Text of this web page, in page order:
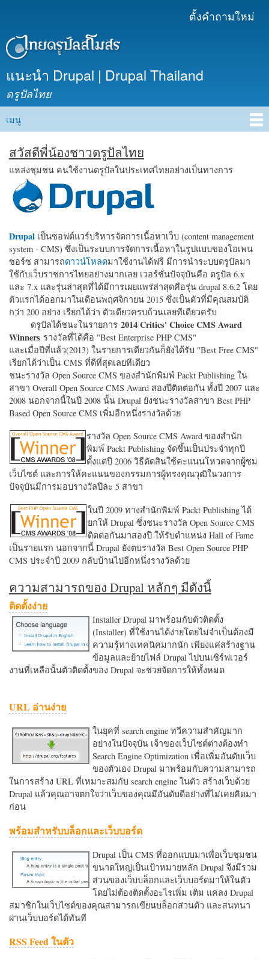
เนื้อหา
ตั้งคำถามใหม่
แนะนำ Drupal | Drupal Thailand
ดรูปัลไทย
Main menu
เมนู
สวัสดีพี่น้องชาวดรูปัลไทย
แหล่งชุมชน คนใช้งานดรูปัลในประเทศไทยอย่างเป็นทางการ
Drupal เป็นซอฟต์แวร์บริหารจัดการเนื้อหาเว็บ (content management
system - CMS) ซึ่งเป็นระบบการจัดการเนื้อหาในรูปแบบของโอเพน
ซอร์ซ สามารถดาวน์โหลดมาใช้งานได้ฟรี มีการนำระบบดรูปัลมา
ใช้กับเว็บราชการไทยอย่างมากเลย เวอร์ชั่นปัจจุบันคือ ดรูปัล 6.x
และ 7.x และรุ่นล่าสุดที่ได้มีการเผยแพร่ล่าสุดคือรุ่น drupal 8.6.2 โดย
ตัวแรกได้ออกมาในเดือนพฤศจิกายน 2015 ซึ่งเป็นตัวที่มีคุณสมบัติ
กว่า 200 อย่าง เรียกได้ว่า ตัวเดียวครบถ้วนเลยทีเดียวครับ
ดรูปัลได้ชนะในรายการ 2014 Critics' Choice CMS Award
Winners รางวัลที่ได้คือ "Best Enterprise PHP CMS"
และเมื่อปีที่แล้ว(2013) ในรายการเดียวกันก็ยังได้รับ "Best Free CMS"
เรียกได้ว่าเป็น CMS ที่ดีที่สุดเลยทีเดียว
ชนะรางวัล Open Source CMS ของสำนักพิมพ์ Packt Publishing ใน
สาขา Overall Open Source CMS Award สองปีติดต่อกัน ทั้งปี 2007 และ
2008 นอกจากนี้ในปี 2008 นั้น Drupal ยังชนะรางวัลสาขา Best PHP
Based Open Source CMS เพิ่มอีกหนึ่งรางวัลด้วย
รางวัล Open Source CMS Award ของสำนัก
พิมพ์ Packt Publishing จัดขึ้นเป็นประจำทุกปี
ตั้งแต่ปี 2006 วิธีตัดสินใช้คะแนนโหวตจากผู้ชม
เว็บไซต์ และการให้คะแนนของกรรมการผู้ทรงคุณวุฒิในวงการ
ปัจจุบันมีการมอบรางวัลปีละ 5 สาขา
ในปี 2009 ทางสำนักพิมพ์ Packt Publishing ได้
ยกให้ Drupal ซึ่งชนะรางวัล Open Source CMS
ติดต่อกันมาสองปี ให้รับตำแหน่ง Hall of Fame
เป็นรายแรก นอกจากนี้ Drupal ยังตบรางวัล Best Open Source PHP
CMS ประจำปี 2009 กลับบ้านไปอีกหนึ่งรางวัลด้วย
ความสามารถของ Drupal หลักๆ มีดังนี้
ติดตั้งง่าย
Installer Drupal มาพร้อมกับตัวติดตั้ง
(Installer) ที่ใช้งานได้ง่ายโดยไม่จำเป็นต้องมี
ความรู้ทางเทคนิคมากนัก เพียงแค่สร้างฐาน
ข้อมูลและย้ายไฟล์ Drupal ไปบนเซิร์ฟเวอร์
งานที่เหลือนั้นตัวติดตั้งของ Drupal จะช่วยจัดการให้ทั้งหมด
URL อ่านง่าย
ในยุคที่ search engine ทวีความสำคัญมาก
อย่างในปัจจุบัน เจ้าของเว็บไซต์ต่างต้องทำ
Search Engine Optimization เพื่อเพิ่มอันดับเว็บ
ของตัวเอง Drupal มาพร้อมกับความสามารถ
ในการสร้าง URL ที่เหมาะสมกับ search engine ในตัว สร้างเว็บด้วย
Drupal แล้วคุณอาจตกใจว่าเว็บของคุณมีอันดับดีอย่างที่ไม่เคยคิดมา
ก่อน
พร้อมสำหรับบล็อกและเว็บบอร์ด
Drupal เป็น CMS ที่ออกแบบมาเพื่อเว็บชุมชน
ขนาดใหญ่เป็นเป้าหมายหลัก Drupal จึงมีรวม
ส่วนของเว็บบล็อกและเว็บบอร์ดมาให้ในตัว
โดยไม่ต้องติดตั้งอะไรเพิ่ม เติม แค่ลง Drupal
สมาชิกในเว็บไซต์ของคุณสามารถเขียนบล็อกส่วนตัว และสนทนา
ผ่านเว็บบอร์ดได้ทันที
RSS Feed ในตัว